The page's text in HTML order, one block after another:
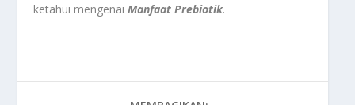
ketahui mengenaiManfaat Prebiotik.